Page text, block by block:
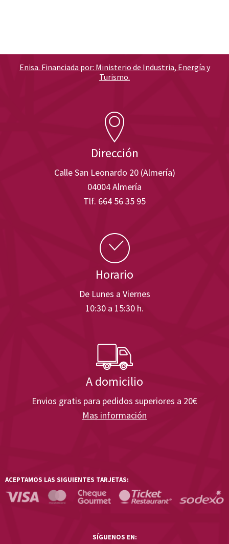
Dirección
Calle San Leonardo 20 (Almería)
04004 Almería
Tlf. 664 56 35 95
Horario
De Lunes a Viernes
10:30 a 15:30 h.
A domicilio
Envios gratis para pedidos superiores a 20€
Mas información
Enisa. Financiada por: Ministerio de Industria, Energía y
Turismo.
ACEPTAMOS LAS SIGUIENTES TARJETAS:
SÍGUENOS EN: